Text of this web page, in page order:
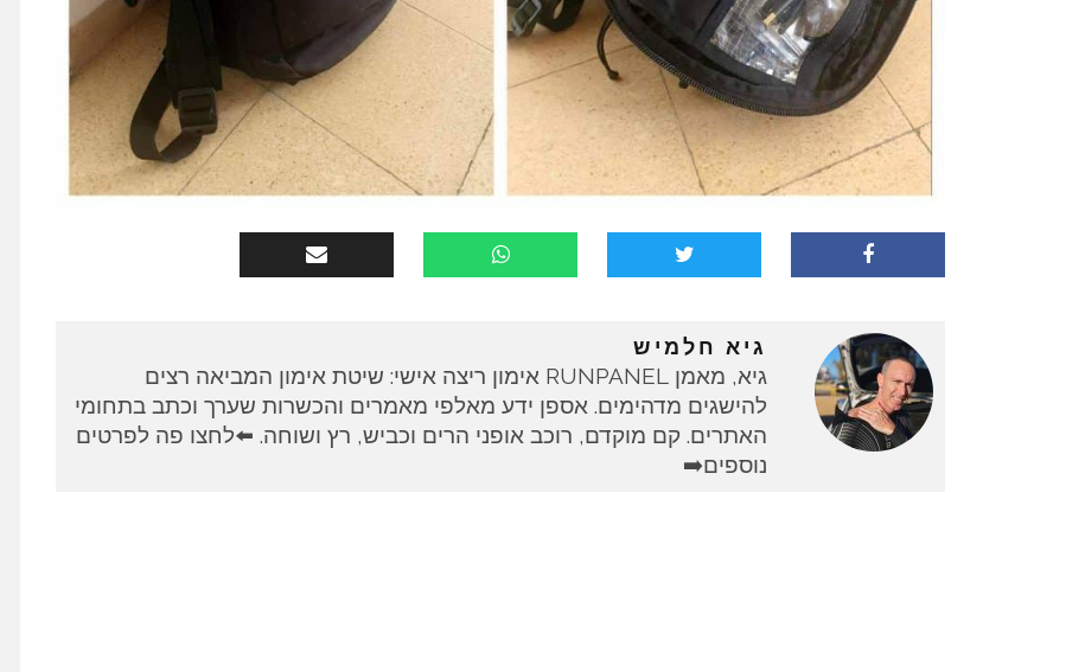
גיא חלמיש
גיא, מאמן RUNPANEL אימון ריצה אישי: שיטת אימון המביאה רצים
להישגים מדהימים. אספן ידע מאלפי מאמרים והכשרות שערך וכתב בתחומי
האתרים. קם מוקדם, רוכב אופני הרים וכביש, רץ ושוחה. ⬅️לחצו פה לפרטים
נוספים➡️